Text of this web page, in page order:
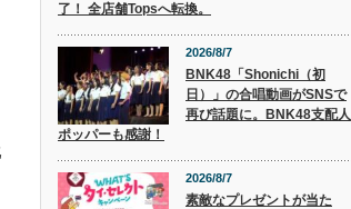
了！ 全店舗Topsへ転換。
2026/8/7
BNK48「Shonichi（初
日）」の合唱動画がSNSで
再び話題に。BNK48支配人
ポッパーも感謝！
2026/8/7
素敵なプレゼントが当た